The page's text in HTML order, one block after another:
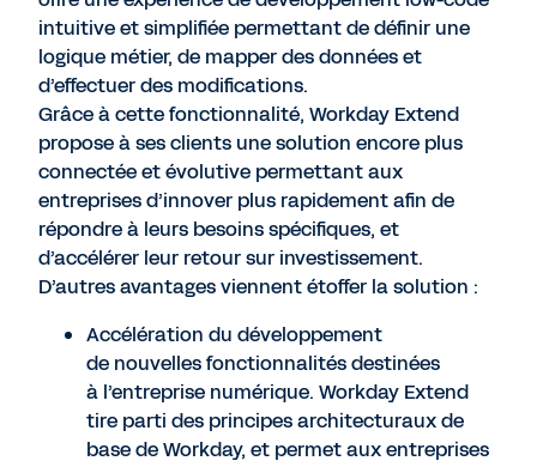
intuitive et simplifiée permettant de définir une
logique métier, de mapper des données et
d’effectuer des modifications.
Grâce à cette fonctionnalité, Workday Extend
propose à ses clients une solution encore plus
connectée et évolutive permettant aux
entreprises d’innover plus rapidement afin de
répondre à leurs besoins spécifiques, et
d’accélérer leur retour sur investissement.
D’autres avantages viennent étoffer la solution :
Accélération du développement
de nouvelles fonctionnalités destinées
à l’entreprise numérique. Workday Extend
tire parti des principes architecturaux de
base de Workday, et permet aux entreprises